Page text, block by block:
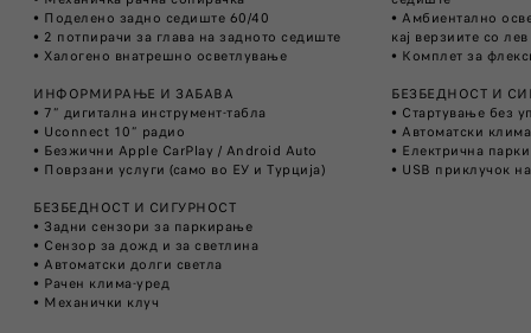
• Поделено задно седиште 60/40
• 2 потпирачи за глава на задното седиште
• Халогено внатрешно осветлување
ИНФОРМИРАЊЕ И ЗАБАВА
• 7” дигитална инструмент-табла
• Uconnect 10” радио
• Безжични Apple CarPlay / Android Auto
• Поврзани услуги (само во ЕУ и Турција)​
БЕЗБЕДНОСТ И СИГУРНОСТ
• Задни сензори за паркирање​
• Сензор за дожд и за светлина​
• Автоматски долги светла
• Рачен клима-уред​
• Механички клуч
• Амбиентално
кај верзиите со
• Комплет за
БЕЗБЕДНОСТ И
• Стартување без
• Автоматски
• Електрична
• USB приклучок